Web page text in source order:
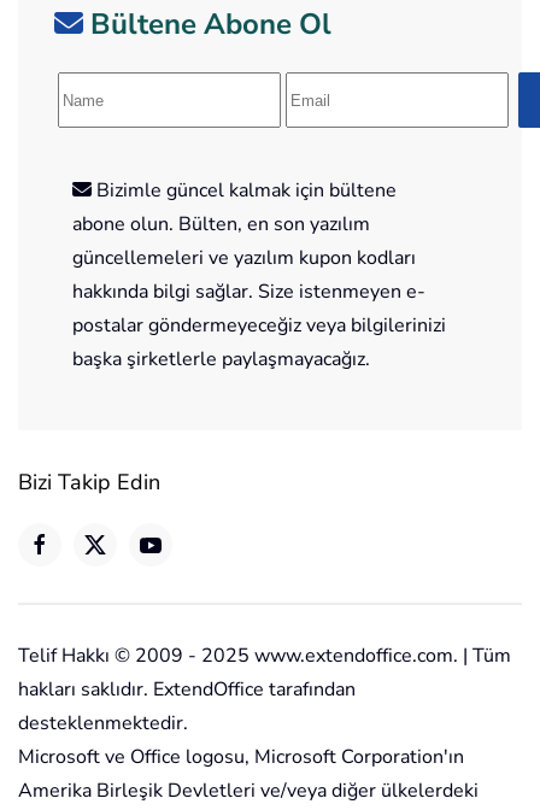
Bültene Abone Ol
Bizimle güncel kalmak için bültene
abone olun. Bülten, en son yazılım
güncellemeleri ve yazılım kupon kodları
hakkında bilgi sağlar. Size istenmeyen e-
postalar göndermeyeceğiz veya bilgilerinizi
başka şirketlerle paylaşmayacağız.
Bizi Takip Edin
Telif Hakkı © 2009 - 2025 www.extendoffice.com. | Tüm
hakları saklıdır. ExtendOffice tarafından
desteklenmektedir.
Microsoft ve Office logosu, Microsoft Corporation'ın
Amerika Birleşik Devletleri ve/veya diğer ülkelerdeki